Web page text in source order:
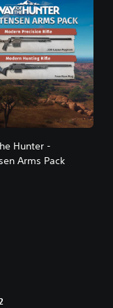
Hunter -
Arms Pack